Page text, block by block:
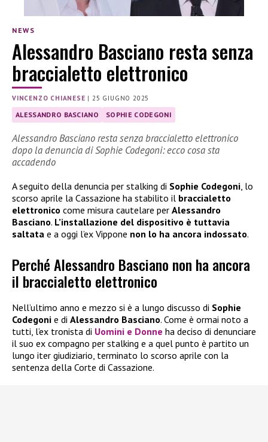
NEWS
Alessandro Basciano resta senza
braccialetto elettronico
VINCENZO CHIANESE | 25 GIUGNO 2025
ALESSANDRO BASCIANO SOPHIE CODEGONI
Alessandro Basciano resta senza braccialetto elettronico
dopo la denuncia di Sophie Codegoni: ecco cosa sta
accadendo
A seguito della denuncia per stalking di Sophie Codegoni, lo
scorso aprile la Cassazione ha stabilito il braccialetto
elettronico come misura cautelare per Alessandro
Basciano. L’installazione del dispositivo è tuttavia
saltata e a oggi l’ex Vippone non lo ha ancora indossato.
Perché Alessandro Basciano non ha ancora
il braccialetto elettronico
Nell’ultimo anno e mezzo si è a lungo discusso di Sophie
Codegoni e di Alessandro Basciano. Come è ormai noto a
tutti, l’ex tronista di Uomini e Donne ha deciso di denunciare
il suo ex compagno per stalking e a quel punto è partito un
lungo iter giudiziario, terminato lo scorso aprile con la
sentenza della Corte di Cassazione.